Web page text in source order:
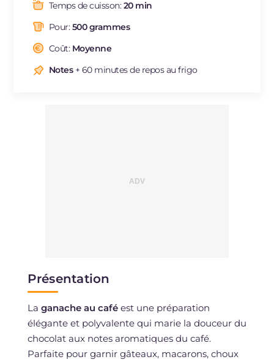
BR
Temps de cuisson:20 min
Pour:500 grammes
Coût: Moyenne
Notes+ 60 minutes de repos au frigo
Présentation
La ganache au caféest une préparation
élégante et polyvalente qui marie la douceur du
chocolat aux notes aromatiques du café.
Parfaite pour garnir gâteaux, macarons, choux